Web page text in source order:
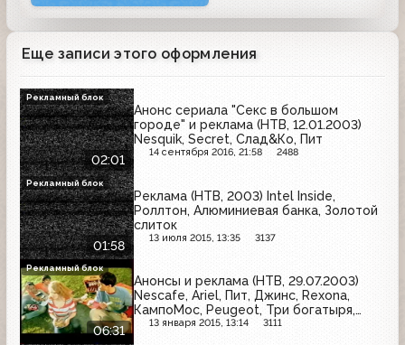
Еще записи этого оформления
02:01
Анонс сериала "Секс в большом
городе" и реклама (НТВ, 12.01.2003)
Nesquik, Secret, Слад&Ко, Пит
14 сентября 2016, 21:58 2488
Рекламный блок
01:58
Реклама (НТВ, 2003) Intel Inside,
Роллтон, Алюминиевая банка, Золотой
слиток
13 июля 2015, 13:35 3137
Рекламный блок
06:31
Анонсы и реклама (НТВ, 29.07.2003)
Nescafe, Ariel, Пит, Джинс, Rexona,
КампоМос, Peugeot, Три богатыря,
Garnier, Золотая бочка, Bref, Coca-Cola
13 января 2015, 13:14 3111
Рекламный блок